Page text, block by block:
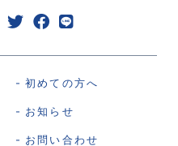
初めての方へ
お知らせ
お問い合わせ